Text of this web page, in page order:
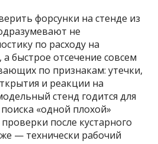
форсунки на стенде из
не
по расходу на
быстрое отсечение совсем
по признакам: утечки,
и реакции на
стенд годится для
«одной плохой»
после кустарного
— технически рабочий